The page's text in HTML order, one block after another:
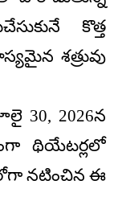
కొత్త
శత్రువు
30, 2026న
థియేటర్లలో
నటించిన ఈ